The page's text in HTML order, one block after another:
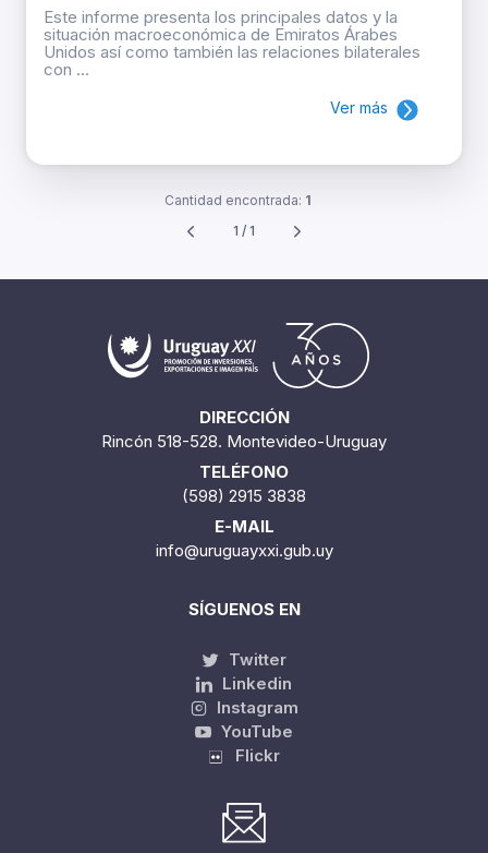
Este informe presenta los principales datos y la
situación macroeconómica de Emiratos Árabes
Unidos así como también las relaciones bilaterales
con ...
Ver más
Cantidad encontrada: 1
1 / 1
DIRECCIÓN
Rincón 518-528. Montevideo-Uruguay
TELÉFONO
(598) 2915 3838
E-MAIL
info@uruguayxxi.gub.uy
SÍGUENOS EN
Twitter
Linkedin
Instagram
YouTube
Flickr